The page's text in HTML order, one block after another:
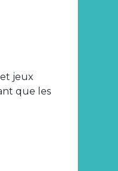
jeux
que les